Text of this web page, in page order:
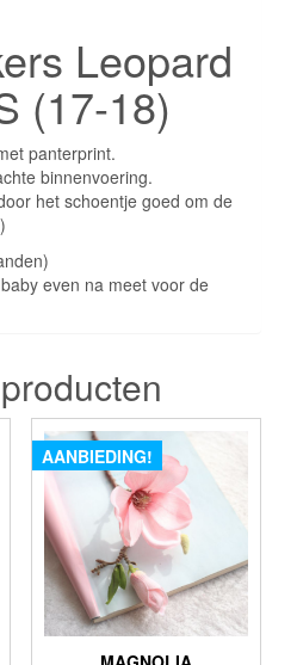
Leopard
(17-18)
panterprint.
binnenvoering.
het schoentje goed om de
even na meet voor de
AANBIEDING!